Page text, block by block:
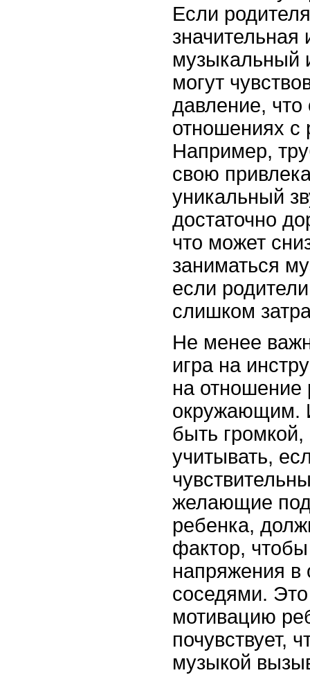
Если
значительная
музыкальный
могут
давление, что
отношениях с
Например,
свою
уникальный
достаточно
что может
заниматься
если
слишком
Не менее
игра на
на отношение
окружающим.
быть
учитывать,
желающие
ребенка,
фактор,
напряжения в
соседями.
мотивацию
почувствует,
музыкой